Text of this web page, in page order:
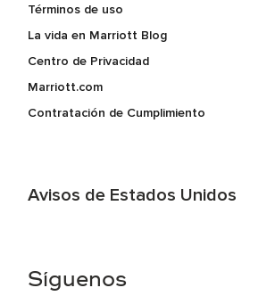
Términos de uso
La vida en Marriott Blog
Centro de Privacidad
Marriott.com
Contratación de Cumplimiento
Avisos de Estados Unidos
electrónico hqaffirmativeaction@marriott.com
Síguenos